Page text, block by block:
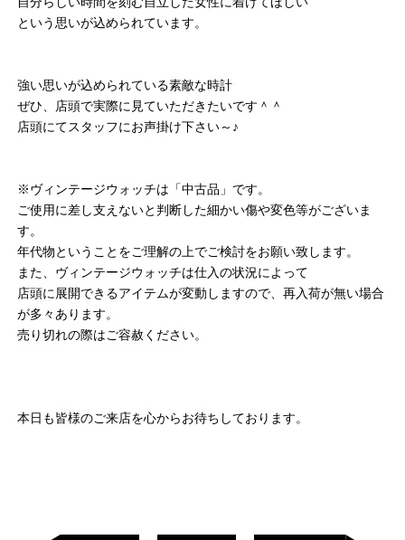
という思いが込められています。
強い思いが込められている素敵な時計
ぜひ、店頭で実際に見ていただきたいです＾＾
店頭にてスタッフにお声掛け下さい～♪
※ヴィンテージウォッチは「中古品」です。
ご使用に差し支えないと判断した細かい傷や変色等がございま
す。
年代物ということをご理解の上でご検討をお願い致します。
また、ヴィンテージウォッチは仕入の状況によって
店頭に展開できるアイテムが変動しますので、再入荷が無い場合
が多々あります。
売り切れの際はご容赦ください。
本日も皆様のご来店を心からお待ちしております。